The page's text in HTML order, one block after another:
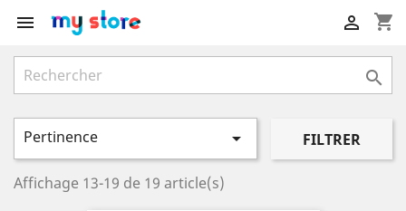
 shopping_cart


Pertinence  FILTRER
Affichage 13-19 de 19 article(s)